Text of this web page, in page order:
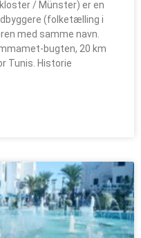
/ Münster) er en
(folketælling i
med samme navn.
bugten, 20 km
Tunis. Historie